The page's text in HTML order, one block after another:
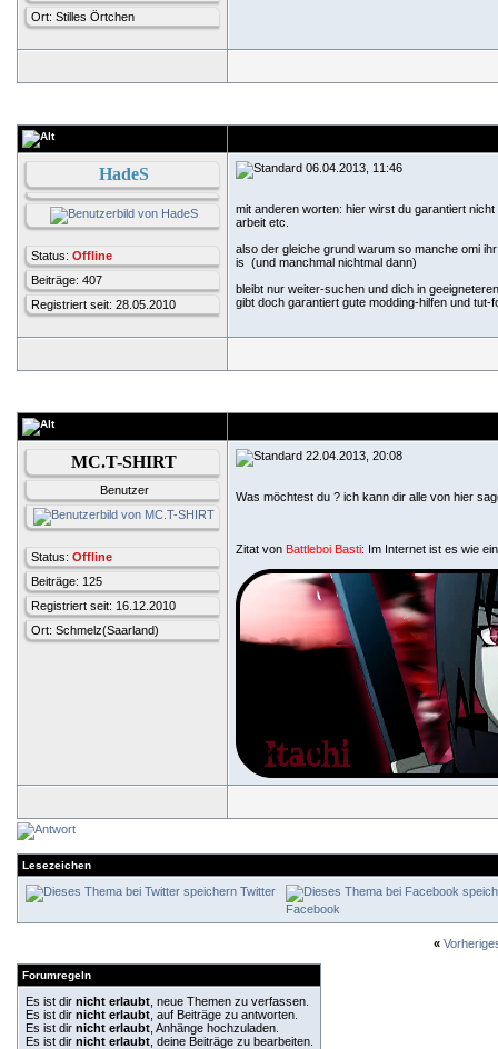
Ort: Stilles Örtchen
HadeS
Status: Offline
Beiträge: 407
Registriert seit: 28.05.2010
06.04.2013, 11:46
mit anderen worten: hier wirst du garantiert
arbeit etc.
also der gleiche grund warum so manche omi
is (und manchmal nichtmal dann)
bleibt nur weiter-suchen und dich in
gibt doch garantiert gute modding-hilfen und tut-
MC.T-SHIRT
Benutzer
Status: Offline
Beiträge: 125
Registriert seit: 16.12.2010
Ort: Schmelz(Saarland)
22.04.2013, 20:08
Was möchtest du ? ich kann dir alle von hier
Zitat von Battleboi Basti: Im Internet ist es wie
Lesezeichen
Twitter
Facebook
«
Forumregeln
Es ist dir nicht erlaubt , neue Themen zu verfassen.
Es ist dir nicht erlaubt , auf Beiträge zu antworten.
Es ist dir nicht erlaubt , Anhänge hochzuladen.
Es ist dir nicht erlaubt , deine Beiträge zu bearbeiten.